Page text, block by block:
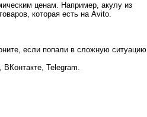
ценам. Например, акулу из
которая есть на Avito.
если попали в сложную ситуацию
, ВКонтакте, Telegram.